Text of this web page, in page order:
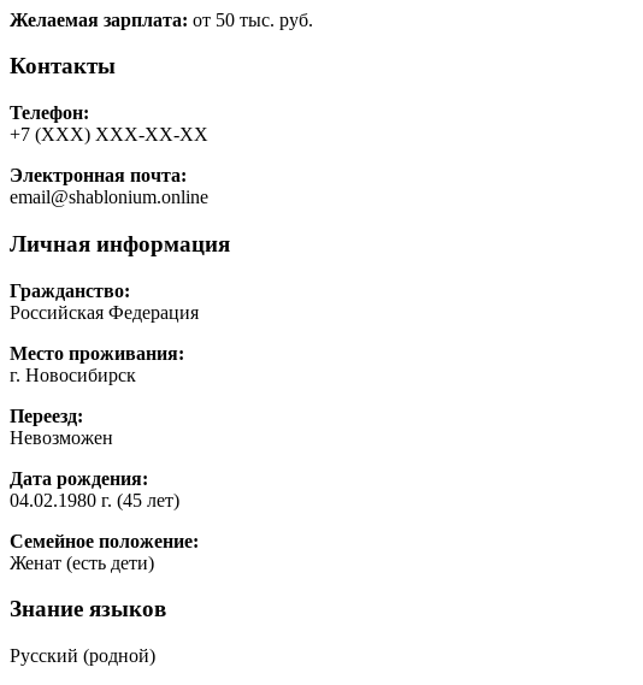
Желаемая зарплата: от 50 тыс. руб.
Контакты
Телефон:
+7 (ХХХ) ХХХ-ХХ-ХХ
Электронная почта:
email@shablonium.online
Личная информация
Гражданство:
Российская Федерация
Место проживания:
г. Новосибирск
Переезд:
Невозможен
Дата рождения:
04.02.1980 г. (45 лет)
Семейное положение:
Женат (есть дети)
Знание языков
Русский (родной)